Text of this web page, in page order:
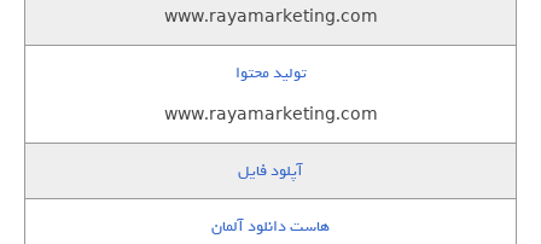
www.rayamarketing.com
تولید محتوا
www.rayamarketing.com
آپلود فایل
هاست دانلود آلمان